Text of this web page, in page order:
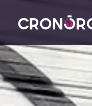
ESCAPE ROOM
EL TRESOR DEL
PER A XIQUETS